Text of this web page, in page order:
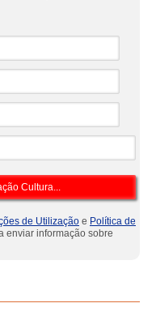
de Utilização e Política de
enviar informação sobre